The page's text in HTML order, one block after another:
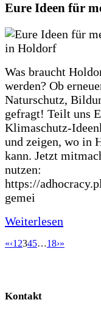
Eure Ideen für
Was braucht
werden? Ob
Naturschutz,
gefragt! Teilt uns
Klimaschutz-
und zeigen, wo in
kann. Jetzt
nutzen:
https://
gemei
Weiterlesen
«‹1 2345…18›»
Kontakt